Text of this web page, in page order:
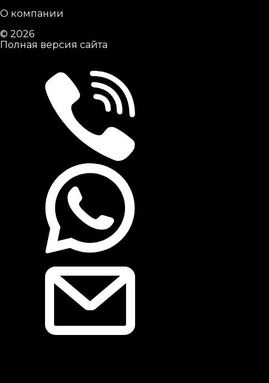
О компании
© 2026
Полная версия сайта